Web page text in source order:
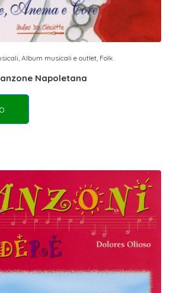
Album musicali e outlet, Folk
Napoletana